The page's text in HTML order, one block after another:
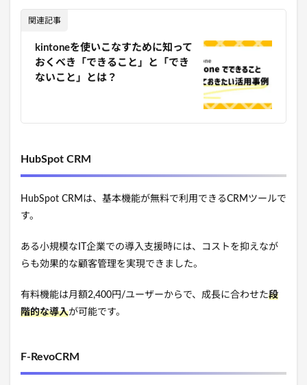
関連記事
kintoneを使いこなすために知って
おくべき「できること」と「でき
ないこと」とは？
HubSpot CRM
HubSpot CRMは、基本機能が無料で利用できるCRMツールで
す。
ある小規模なIT企業での導入支援時には、コストを抑えなが
らも効果的な顧客管理を実現できました。
有料機能は月額2,400円/ユーザーからで、成長に合わせた段
階的な導入が可能です。
F-RevoCRM